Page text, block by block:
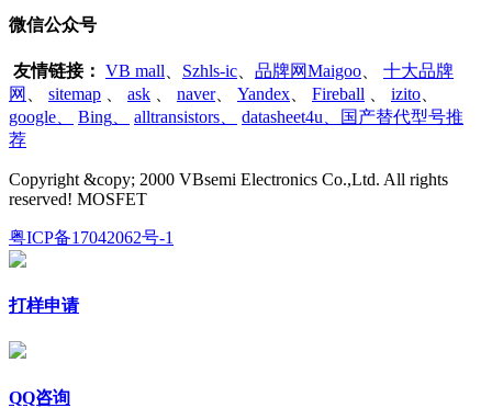
微信公众号
友情链接： VB mall Szhls-ic 品牌网Maigoo
十大品牌
网
sitemap ask naver、 Yandex Fireball izito
google
Bing alltransistors
datasheet4u、国产替代型号推
荐
Copyright &copy; 2000 VBsemi Electronics Co.,Ltd. All rights
reserved! MOSFET
粤ICP备17042062号-1
打样申请
QQ咨询